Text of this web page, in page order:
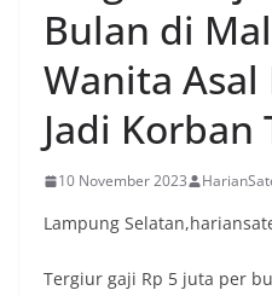
Bulan di
Wanita
Jadi Korban
10 November 2023
Lampung
Tergiur gaji Rp 5 juta per